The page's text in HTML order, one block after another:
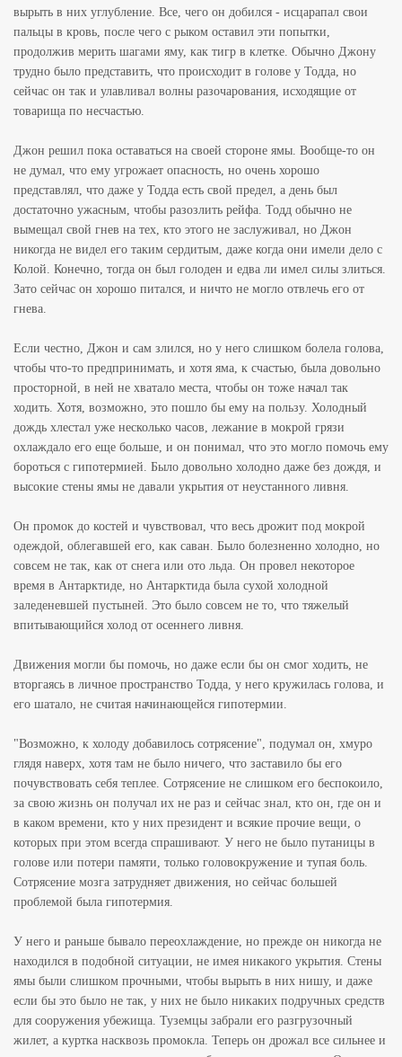
вырыть в них углубление. Все, чего он добился - исцарапал свои
пальцы в кровь, после чего с рыком оставил эти попытки,
продолжив мерить шагами яму, как тигр в клетке. Обычно Джону
трудно было представить, что происходит в голове у Тодда, но
сейчас он так и улавливал волны разочарования, исходящие от
товарища по несчастью.
Джон решил пока оставаться на своей стороне ямы. Вообще-то он
не думал, что ему угрожает опасность, но очень хорошо
представлял, что даже у Тодда есть свой предел, а день был
достаточно ужасным, чтобы разозлить рейфа. Тодд обычно не
вымещал свой гнев на тех, кто этого не заслуживал, но Джон
никогда не видел его таким сердитым, даже когда они имели дело с
Колой. Конечно, тогда он был голоден и едва ли имел силы злиться.
Зато сейчас он хорошо питался, и ничто не могло отвлечь его от
гнева.
Если честно, Джон и сам злился, но у него слишком болела голова,
чтобы что-то предпринимать, и хотя яма, к счастью, была довольно
просторной, в ней не хватало места, чтобы он тоже начал так
ходить. Хотя, возможно, это пошло бы ему на пользу. Холодный
дождь хлестал уже несколько часов, лежание в мокрой грязи
охлаждало его еще больше, и он понимал, что это могло помочь ему
бороться с гипотермией. Было довольно холодно даже без дождя, и
высокие стены ямы не давали укрытия от неустанного ливня.
Он промок до костей и чувствовал, что весь дрожит под мокрой
одеждой, облегавшей его, как саван. Было болезненно холодно, но
совсем не так, как от снега или ото льда. Он провел некоторое
время в Антарктиде, но Антарктида была сухой холодной
заледеневшей пустыней. Это было совсем не то, что тяжелый
впитывающийся холод от осеннего ливня.
Движения могли бы помочь, но даже если бы он смог ходить, не
вторгаясь в личное пространство Тодда, у него кружилась голова, и
его шатало, не считая начинающейся гипотермии.
"Возможно, к холоду добавилось сотрясение", подумал он, хмуро
глядя наверх, хотя там не было ничего, что заставило бы его
почувствовать себя теплее. Сотрясение не слишком его беспокоило,
за свою жизнь он получал их не раз и сейчас знал, кто он, где он и
в каком времени, кто у них президент и всякие прочие вещи, о
которых при этом всегда спрашивают. У него не было путаницы в
голове или потери памяти, только головокружение и тупая боль.
Сотрясение мозга затрудняет движения, но сейчас большей
проблемой была гипотермия.
У него и раньше бывало переохлаждение, но прежде он никогда не
находился в подобной ситуации, не имея никакого укрытия. Стены
ямы были слишком прочными, чтобы вырыть в них нишу, и даже
если бы это было не так, у них не было никаких подручных средств
для сооружения убежища. Туземцы забрали его разгрузочный
жилет, а куртка насквозь промокла. Теперь он дрожал все сильнее и